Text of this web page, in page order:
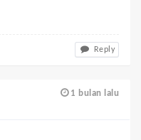
Reply
1 bulan lalu